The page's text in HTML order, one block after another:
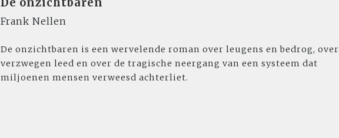
Frank Nellen
De onzichtbaren is een wervelende roman over leugens en bedrog, over
verzwegen leed en over de tragische neergang van een systeem dat
miljoenen mensen verweesd achterliet.